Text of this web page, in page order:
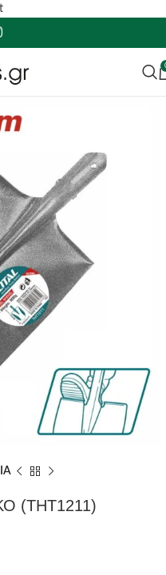
(THT1211)